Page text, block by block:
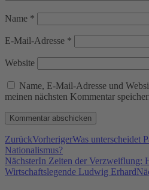
Name *
E-Mail-Adresse *
Website
Name, E-Mail-Adresse und
meinen nächsten Kommentar
ZurückVorherigerWas unterscheidet
Nationalismus?
NächsterIn Zeiten der Verzweiflung:
Wirtschaftslegende Ludwig Erhard